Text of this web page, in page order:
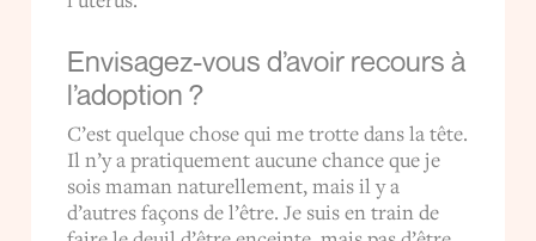
Envisagez-vous d’avoir recours à
l’adoption ?
C’est quelque chose qui me trotte dans la tête.
Il n’y a pratiquement aucune chance que je
sois maman naturellement, mais il y a
d’autres façons de l’être. Je suis en train de